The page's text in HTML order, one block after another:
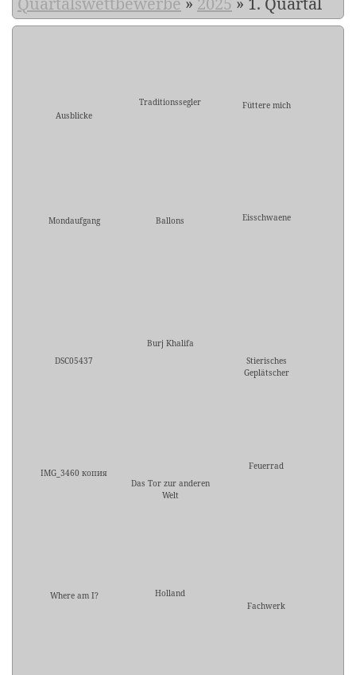
Ausblicke
Traditionssegler Füttere mich
Mondaufgang Ballons Eisschwaene
DSC05437
Burj Khalifa
Stierisches
Geplätscher
IMG_3460 копия
Das Tor zur anderen
Welt
Feuerrad
Where am I?
Holland
Fachwerk